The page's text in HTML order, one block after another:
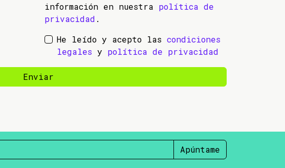
información en nuestra política de
privacidad .
He leído y acepto las condiciones
legales y política de privacidad
Enviar
Apúntame